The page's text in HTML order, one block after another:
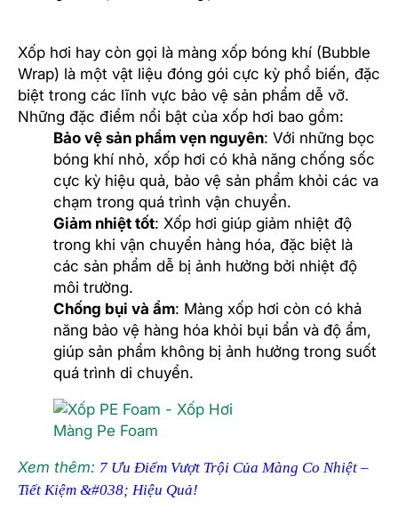
Xốp hơi hay còn gọi là màng xốp bóng khí (Bubble
Wrap) là một vật liệu đóng gói cực kỳ phổ biến, đặc
biệt trong các lĩnh vực bảo vệ sản phẩm dễ vỡ.
Những đặc điểm nổi bật của xốp hơi bao gồm:
Bảo vệ sản phẩm vẹn nguyên: Với những bọc
bóng khí nhỏ, xốp hơi có khả năng chống sốc
cực kỳ hiệu quả, bảo vệ sản phẩm khỏi các va
chạm trong quá trình vận chuyển.
Giảm nhiệt tốt: Xốp hơi giúp giảm nhiệt độ
trong khi vận chuyển hàng hóa, đặc biệt là
các sản phẩm dễ bị ảnh hưởng bởi nhiệt độ
môi trường.
Chống bụi và ẩm: Màng xốp hơi còn có khả
năng bảo vệ hàng hóa khỏi bụi bẩn và độ ẩm,
giúp sản phẩm không bị ảnh hưởng trong suốt
quá trình di chuyển.
Màng Pe Foam
Xem thêm: 7 Ưu Điểm Vượt Trội Của Màng Co Nhiệt –
Tiết Kiệm &#038; Hiệu Quả!